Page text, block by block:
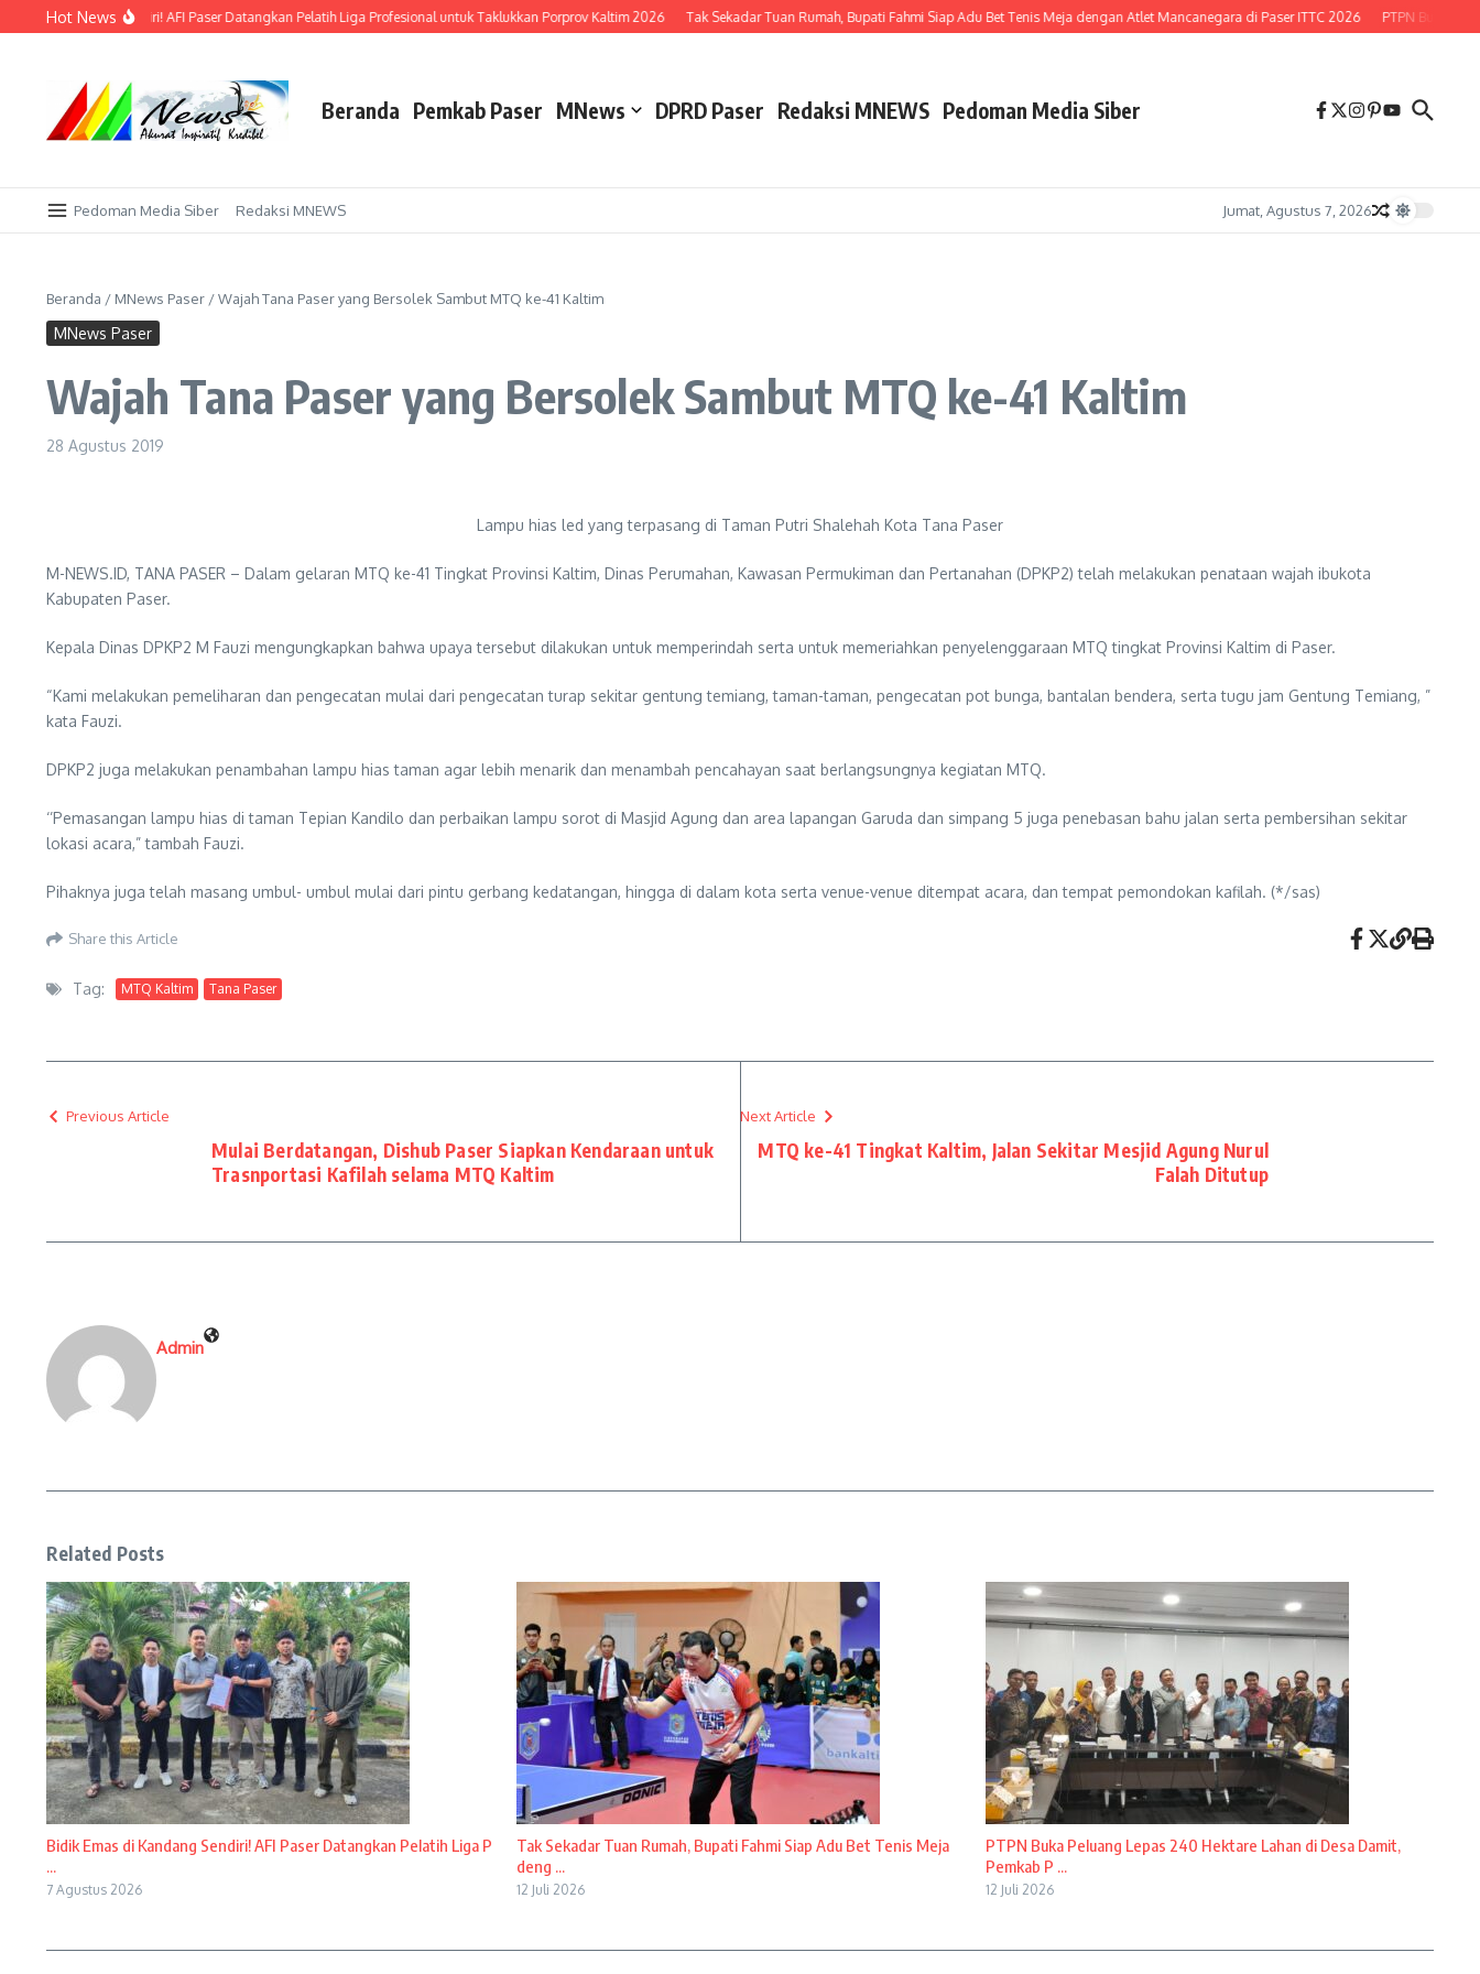
Lewati ke konten
Hot News
di Kandang Sendiri! AFI Paser Datangkan Pelatih Liga Profesional untuk Taklukkan Porprov Kaltim 2026 Tak Sekadar Tuan Rumah, Bupati Fahmi Siap Adu Bet Tenis Meja dengan Atlet Mancanegara di Paser ITTC 2026 PTPN Buka
Beranda Pemkab Paser MNews DPRD Paser Redaksi MNEWS Pedoman Media Siber
Pedoman Media Siber Redaksi MNEWS Jumat, Agustus 7, 2026
Beranda / MNews Paser /Wajah Tana Paser yang Bersolek Sambut MTQ ke-41 Kaltim
MNews Paser
Wajah Tana Paser yang Bersolek Sambut MTQ ke-41 Kaltim
28 Agustus 2019
Lampu hias led yang terpasang di Taman Putri Shalehah Kota Tana Paser
M-NEWS.ID, TANA PASER – Dalam gelaran MTQ ke-41 Tingkat Provinsi Kaltim, Dinas Perumahan, Kawasan Permukiman dan Pertanahan (DPKP2) telah melakukan penataan wajah ibukota
Kabupaten Paser.
Kepala Dinas DPKP2 M Fauzi mengungkapkan bahwa upaya tersebut dilakukan untuk memperindah serta untuk memeriahkan penyelenggaraan MTQ tingkat Provinsi Kaltim di Paser.
“Kami melakukan pemeliharan dan pengecatan mulai dari pengecatan turap sekitar gentung temiang, taman-taman, pengecatan pot bunga, bantalan bendera, serta tugu jam Gentung Temiang, ”
kata Fauzi.
DPKP2 juga melakukan penambahan lampu hias taman agar lebih menarik dan menambah pencahayan saat berlangsungnya kegiatan MTQ.
‘’Pemasangan lampu hias di taman Tepian Kandilo dan perbaikan lampu sorot di Masjid Agung dan area lapangan Garuda dan simpang 5 juga penebasan bahu jalan serta pembersihan sekitar
lokasi acara,” tambah Fauzi.
Pihaknya juga telah masang umbul- umbul mulai dari pintu gerbang kedatangan, hingga di dalam kota serta venue-venue ditempat acara, dan tempat pemondokan kafilah. (*/sas)
Share this Article
Tag: MTQ Kaltim Tana Paser
Previous Article
Mulai Berdatangan, Dishub Paser Siapkan Kendaraan untuk
Trasnportasi Kafilah selama MTQ Kaltim
Next Article
MTQ ke-41 Tingkat Kaltim, Jalan Sekitar Mesjid Agung Nurul
Falah Ditutup
Admin
Related Posts
Bidik Emas di Kandang Sendiri! AFI Paser Datangkan Pelatih Liga P
...
7 Agustus 2026
Tak Sekadar Tuan Rumah, Bupati Fahmi Siap Adu Bet Tenis Meja
deng ...
12 Juli 2026
PTPN Buka Peluang Lepas 240 Hektare Lahan di Desa Damit,
Pemkab P ...
12 Juli 2026